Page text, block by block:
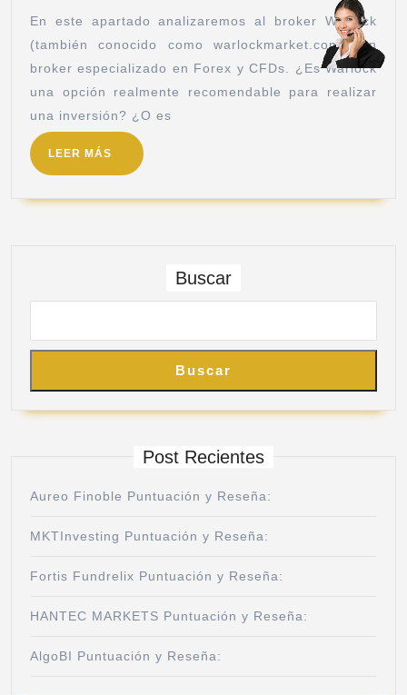
En este apartado analizaremos al broker Warlock
(también conocido como warlockmarket.com), un
broker especializado en Forex y CFDs. ¿Es Warlock
una opción realmente recomendable para realizar
una inversión? ¿O es
LEER MÁS
Buscar
Buscar
Post Recientes
Aureo Finoble Puntuación y Reseña:
MKTInvesting Puntuación y Reseña:
Fortis Fundrelix Puntuación y Reseña:
HANTEC MARKETS Puntuación y Reseña:
AlgoBI Puntuación y Reseña: